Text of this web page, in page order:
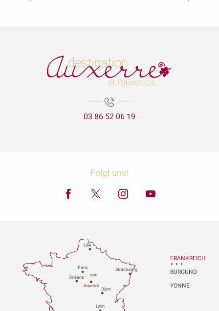
03 86 52 06 19
Folgt uns!
Paris
Dijon
Orléans
Lyon
Auxerre
Strasbourg
Lille
1H30
FRANKREICH
BURGUND
YONNE